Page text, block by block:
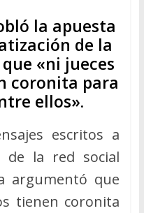
la apuesta
de la
«ni jueces
coronita para
ellos».
escritos a
de la red social
argumentó que
tienen coronita